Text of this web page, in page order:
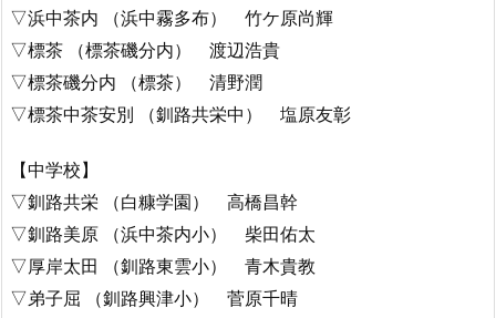
▽浜中茶内 （浜中霧多布） 竹ケ原尚輝
▽標茶 （標茶磯分内） 渡辺浩貴
▽標茶磯分内 （標茶） 清野潤
▽標茶中茶安別 （釧路共栄中） 塩原友彰
【中学校】
▽釧路共栄 （白糠学園） 高橋昌幹
▽釧路美原 （浜中茶内小） 柴田佑太
▽厚岸太田 （釧路東雲小） 青木貴教
▽弟子屈 （釧路興津小） 菅原千晴